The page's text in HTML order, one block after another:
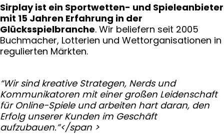
Sirplay ist ein Sportwetten- und Spieleanbieter
mit 15 Jahren Erfahrung in der
Glücksspielbranche. Wir beliefern seit 2005
Buchmacher, Lotterien und Wettorganisationen in
regulierten Märkten.
“Wir sind kreative Strategen, Nerds und
Kommunikatoren mit einer großen Leidenschaft
für Online-Spiele und arbeiten hart daran, den
Erfolg unserer Kunden im Geschäft
aufzubauen.”</span >